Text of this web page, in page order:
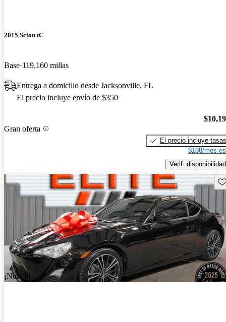
2015 Scion tC
Base 119,160 millas
Entrega a domicilio desde Jacksonville, FL
El precio incluye envío de $350
Gran oferta
El precio incluye tasas
$108/mes
Verif. disponibilidad
¡Nuevo!